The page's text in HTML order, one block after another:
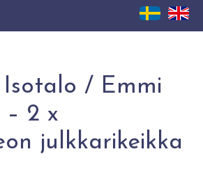
/ Emmi
– 2 x
julkkarikeikka